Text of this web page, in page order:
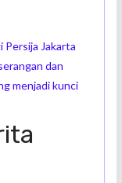
Persija Jakarta
dan
menjadi kunci